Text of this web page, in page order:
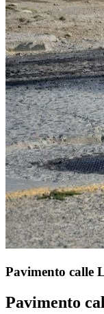
Pavimento calle
Pavimento